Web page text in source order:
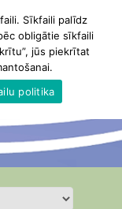
Sīkfaili palīdz
obligātie sīkfaili
jūs piekrītat
politika